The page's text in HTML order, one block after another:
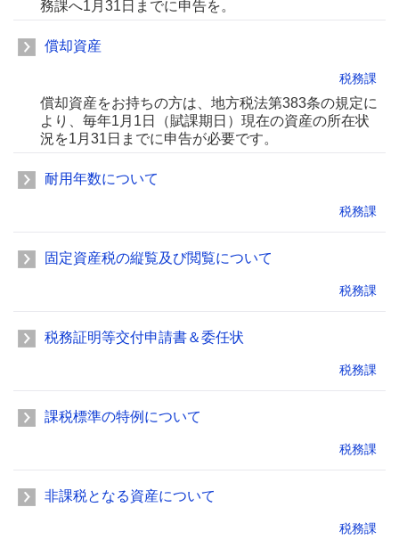
務課へ1月31日までに申告を。
償却資産
税務課
償却資産をお持ちの方は、地方税法第383条の規定に
より、毎年1月1日（賦課期日）現在の資産の所在状
況を1月31日までに申告が必要です。
耐用年数について
税務課
固定資産税の縦覧及び閲覧について
税務課
税務証明等交付申請書＆委任状
税務課
課税標準の特例について
税務課
非課税となる資産について
税務課